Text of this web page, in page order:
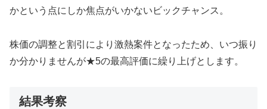
かという点にしか焦点がいかないビックチャンス。
株価の調整と割引により激熱案件となったため、いつ振り
か分かりませんが★5の最高評価に繰り上げとします。
結果考察